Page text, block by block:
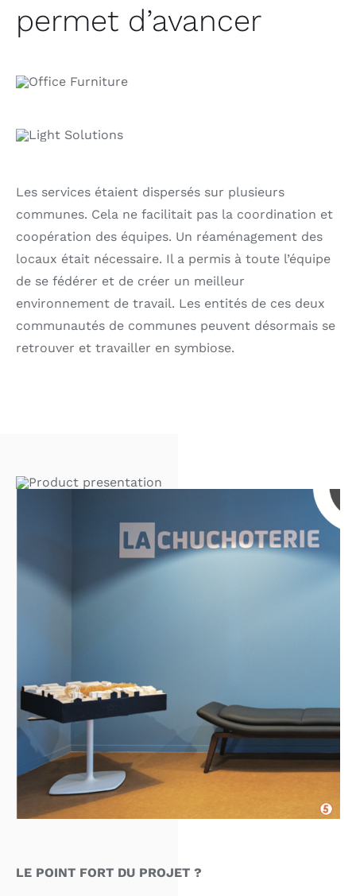
permet d’avancer
Les services étaient dispersés sur plusieurs
communes. Cela ne facilitait pas la coordination et
coopération des équipes. Un réaménagement des
locaux était nécessaire. Il a permis à toute l’équipe
de se fédérer et de créer un meilleur
environnement de travail. Les entités de ces deux
communautés de communes peuvent désormais se
retrouver et travailler en symbiose.
LE POINT FORT DU PROJET ?